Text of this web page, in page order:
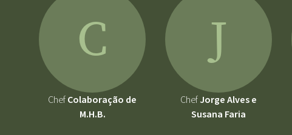
C
ChefColaboração de
M.H.B.
J
ChefJorge Alves e
Susana Faria